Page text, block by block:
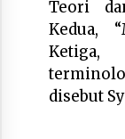
Teori
Kedua,
Ketiga,
disebut